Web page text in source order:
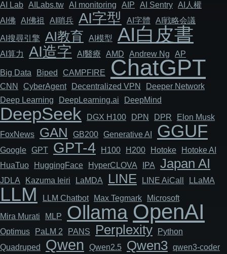
AI Lab AILabs.tw AI monitoring AIP AI Sentry AI人權
AI佛
AI佛祖 AI哨兵 AI字型 AI字體 AI戦略会議
AI搜尋引擎 AI教育 AI模型 AI白皮書
AI算力 AI造字 AI醫療 AMD Andrew Ng AP
Big Data Biped CAMPFIRE ChatGPT
CNN Cyber​​Agent Decentralized VPN
Deeper Network
Deep Learning
DeepLearning.ai DeepMind
DeepSeek DGX H100 DPN DPR
Elon Musk
FoxNews
GAN GB200 Generative AI GGUF
Google GPT GPT-4 H100 H200 Hotoke
Hotoke AI
HuaTuo
HuggingFace HyperCLOVA IPA Japan AI
JDLA Kazuma Ieiri LaMDA LINE LINE AiCall LLaMA
LLM LLM Chatbot Max Tegmark Microsoft
Mira Murati MLP Ollama OpenAI
Optimus PaLM 2 PANS Perplexity
Python
Quadruped
Qwen Qwen2.5 Qwen3 qwen3-coder